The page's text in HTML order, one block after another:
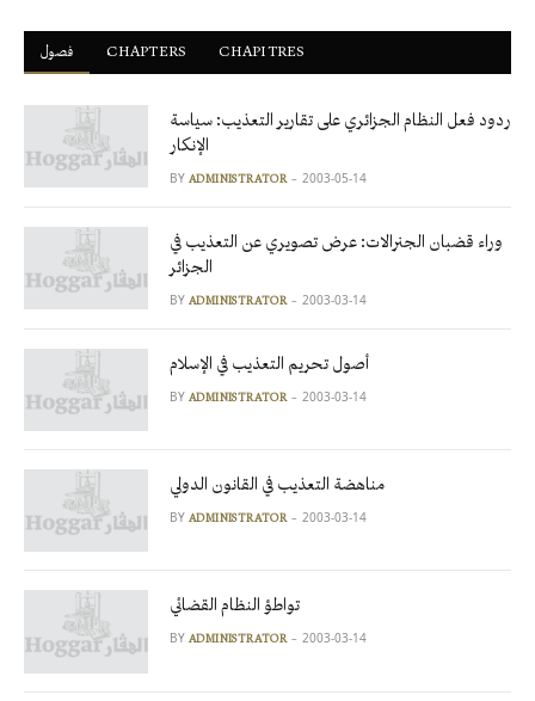
فصول ْCHAPTERS CHAPITRES
ردود فعل النظام الجزائري على تقارير التعذيب: سياسة
الإنكار
BY ADMINISTRATOR 2003-05-14
وراء قضبان الجنرالات: عرض تصويري عن التعذيب في
الجزائر
BY ADMINISTRATOR 2003-03-14
أصول تحريم التعذيب في الإسلام
BY ADMINISTRATOR 2003-03-14
مناهضة التعذيب في القانون الدولي
BY ADMINISTRATOR 2003-03-14
تواطؤ النظام القضائي
BY ADMINISTRATOR 2003-03-14